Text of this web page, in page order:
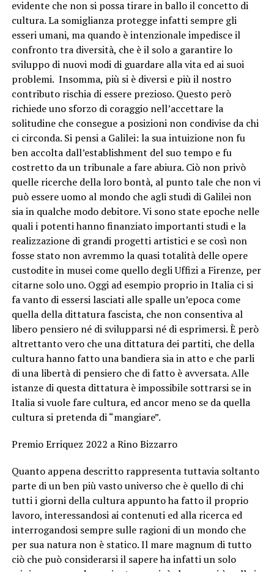
evidente che non si possa tirare in ballo il concetto di
cultura. La somiglianza protegge infatti sempre gli
esseri umani, ma quando è intenzionale impedisce il
confronto tra diversità, che è il solo a garantire lo
sviluppo di nuovi modi di guardare alla vita ed ai suoi
problemi. Insomma, più si è diversi e più il nostro
contributo rischia di essere prezioso. Questo però
richiede uno sforzo di coraggio nell’accettare la
solitudine che consegue a posizioni non condivise da chi
ci circonda. Si pensi a Galilei: la sua intuizione non fu
ben accolta dall’establishment del suo tempo e fu
costretto da un tribunale a fare abiura. Ciò non privò
quelle ricerche della loro bontà, al punto tale che non vi
può essere uomo al mondo che agli studi di Galilei non
sia in qualche modo debitore. Vi sono state epoche nelle
quali i potenti hanno finanziato importanti studi e la
realizzazione di grandi progetti artistici e se così non
fosse stato non avremmo la quasi totalità delle opere
custodite in musei come quello degli Uffizi a Firenze, per
citarne solo uno. Oggi ad esempio proprio in Italia ci si
fa vanto di essersi lasciati alle spalle un’epoca come
quella della dittatura fascista, che non consentiva al
libero pensiero né di svilupparsi né di esprimersi. È però
altrettanto vero che una dittatura dei partiti, che della
cultura hanno fatto una bandiera sia in atto e che parli
di una libertà di pensiero che di fatto è avversata. Alle
istanze di questa dittatura è impossibile sottrarsi se in
Italia si vuole fare cultura, ed ancor meno se da quella
cultura si pretenda di “mangiare”.
Premio Erriquez 2022 a Rino Bizzarro
Quanto appena descritto rappresenta tuttavia soltanto
parte di un ben più vasto universo che è quello di chi
tutti i giorni della cultura appunto ha fatto il proprio
lavoro, interessandosi ai contenuti ed alla ricerca ed
interrogandosi sempre sulle ragioni di un mondo che
per sua natura non è statico. Il mare magnum di tutto
ciò che può considerarsi il sapere ha infatti un solo